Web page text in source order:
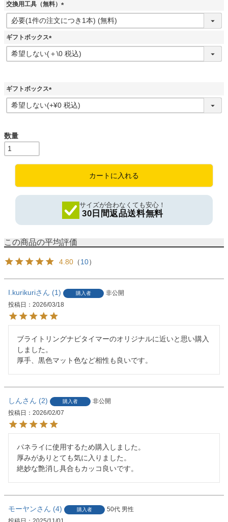
交換用工具（無料）
(
必
ギフトボックス
(
必
ギフトボックス
(
必
カートに入れる
サイズが合わなくても安心！
30日間返品送料無料
4.80 （10）
I.kurikuri 1 購入者
非公開
投稿日
2026/03/18
ブライトリングナビタイマーのオリジナルに近いと思い購入
しました。
厚手、黒色マット色など相性も良いです。
しん 2 購入者
非公開
投稿日
2026/02/07
パネライに使用するため購入しました。
厚みがありとても気に入りました。
絶妙な艶消し具合もカッコ良いです。
モーヤン 4 購入者 50代 男性